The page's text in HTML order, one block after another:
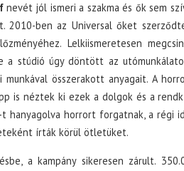
nevét jól ismeri a szakma és ők sem
2010-ben az Universal őket
Lelkiismeretesen
a stúdió úgy döntött az
összerakott anyagait. A
is néztek ki ezek a dolgok és a
t hanyagolva horrort forgatnak, a régi
írták körül ötletüket.
a kampány sikeresen zárult.